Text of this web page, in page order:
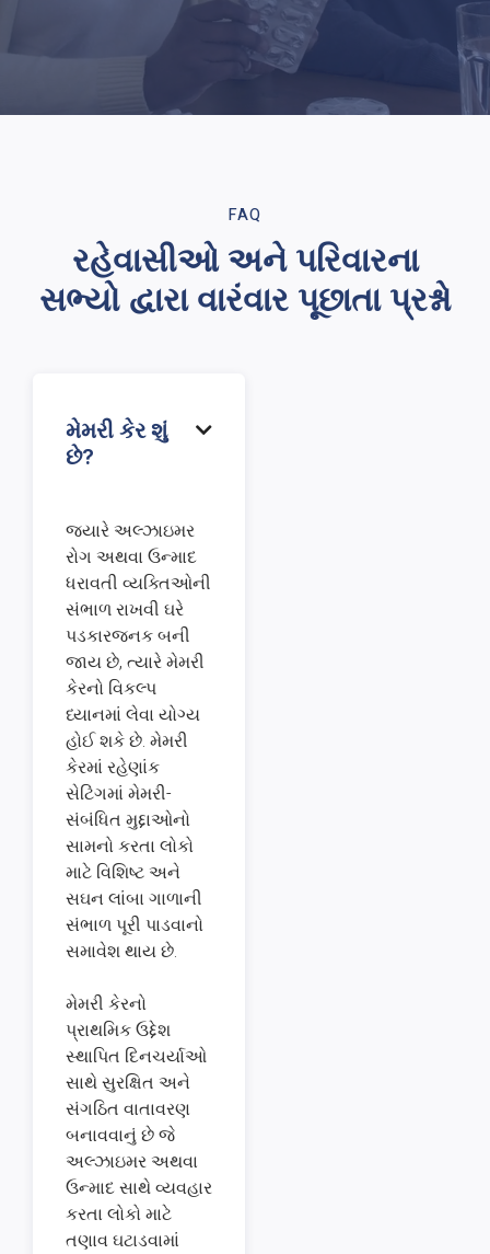
FAQ
રહેવાસીઓ અને પરિવારના
સભ્યો દ્વારા વારંવાર પૂછાતા પ્રશ્નો
મેમરી કેર શું
છે?

જ્યારે અલ્ઝાઇમર
રોગ અથવા ઉન્માદ
ધરાવતી વ્યક્તિઓની
સંભાળ રાખવી ઘરે
પડકારજનક બની
જાય છે, ત્યારે મેમરી
કેરનો વિકલ્પ
ધ્યાનમાં લેવા યોગ્ય
હોઈ શકે છે. મેમરી
કેરમાં રહેણાંક
સેટિંગમાં મેમરી-
સંબંધિત મુદ્દાઓનો
સામનો કરતા લોકો
માટે વિશિષ્ટ અને
સઘન લાંબા ગાળાની
સંભાળ પૂરી પાડવાનો
સમાવેશ થાય છે.
મેમરી કેરનો
પ્રાથમિક ઉદ્દેશ
સ્થાપિત દિનચર્યાઓ
સાથે સુરક્ષિત અને
સંગઠિત વાતાવરણ
બનાવવાનું છે જે
અલ્ઝાઇમર અથવા
ઉન્માદ સાથે વ્યવહાર
કરતા લોકો માટે
તણાવ ઘટાડવામાં